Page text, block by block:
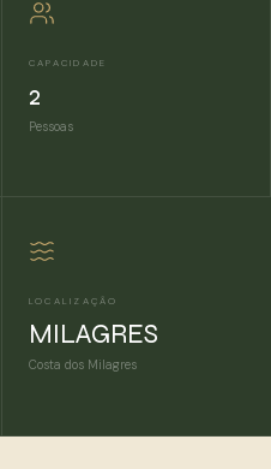
CAPACIDADE
2
Pessoas
LOCALIZAÇÃO
MILAGRES
Costa dos Milagres